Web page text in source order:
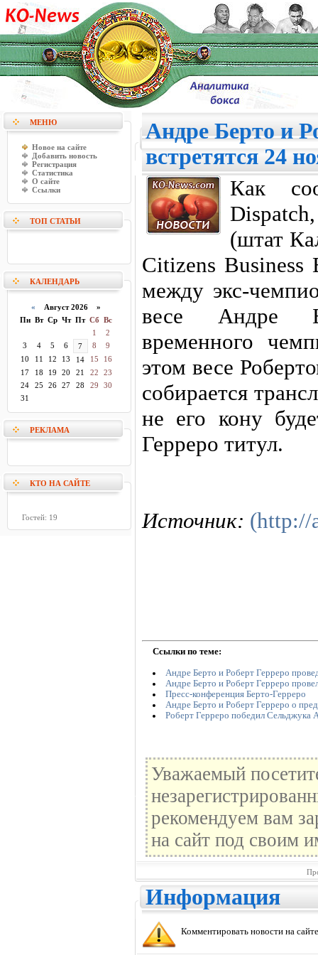
МЕНЮ
Новое на сайте
Добавить новость
Регистрация
Статистика
О сайте
Ссылки
ТОП СТАТЬИ
КАЛЕНДАРЬ
« Август 2026 »
Пн Вт Ср Чт Пт Сб Вс
1
2
3
4 5 6 7 8
9
10
11 12 13 14 15
16
17
18 19 20 21 22
23
24
25 26 27 28 29
30
31
РЕКЛАМА
КТО НА САЙТЕ
Гостей: 19
Андре Берто и
встретятся 24
Как
(штат
Citizens Business
между экс-
весе Андре
временного
этом весе
собирается
не его кону
Герреро титул.
Источник: (http://
Ссылки по теме:
Андре Берто и Роберт Герреро
Андре Берто и Роберт Герреро
Пресс-конференция Берто-Герреро
Андре Берто и Роберт Герреро о
Роберт Герреро победил Сельджука
Уважаемый
рекомендуем вам
на сайт под своим
Информация
Комментировать новости на